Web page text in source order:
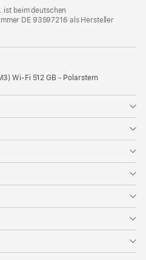
ist beim deutschen
DE 93597216 als Hersteller
Wi‑Fi 512 GB - Polarstern